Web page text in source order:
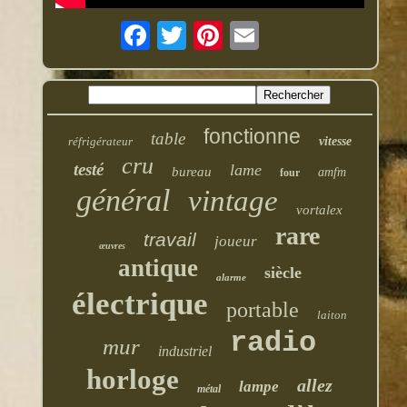
réfrigérateur table fonctionne vitesse
testé cru bureau lame four amfm
général vintage vortalex
œuvres travail joueur rare
antique alarme siècle
électrique portable laiton
mur industriel radio
horloge métal lampe allez